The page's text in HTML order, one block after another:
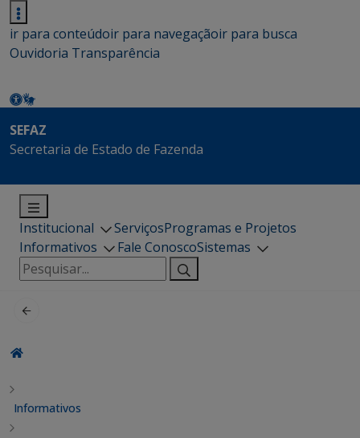
ir para conteúdoir para navegaçãoir para busca
Ouvidoria Transparência
SEFAZ
Secretaria de Estado de Fazenda
Institucional ServiçosProgramas e Projetos
Informativos
Fale ConoscoSistemas
Pesquisar
por:
Informativos